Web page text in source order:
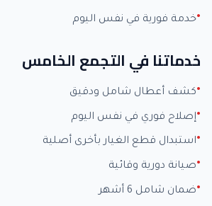
خدمة فورية في نفس اليوم
خدماتنا في التجمع الخامس
كشف أعطال شامل ودقيق
إصلاح فوري في نفس اليوم
استبدال قطع الغيار بأخرى أصلية
صيانة دورية وقائية
ضمان شامل 6 أشهر